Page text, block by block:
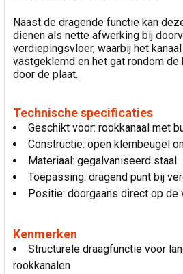
Naast de dragende functie kan
dienen als nette afwerking bij
verdiepingsvloer, waarbij het
vastgeklemd en het gat rondom
door de plaat.
Technische specificaties
Geschikt voor: rookkanaal met
Constructie: open klembeugel
Materiaal: gegalvaniseerd staal
Toepassing: dragend punt bij
Positie: doorgaans direct op
Kenmerken
Structurele draagfunctie voor
rookkanalen